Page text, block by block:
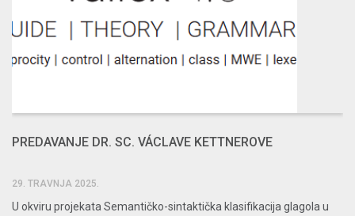
PREDAVANJE DR. SC. VÁCLAVE KETTNEROVE
29. TRAVNJA 2025.
U okviru projekata Semantičko-sintaktička klasifikacija glagola u